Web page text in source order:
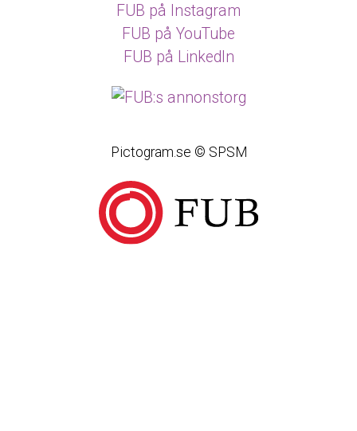
FUB på Instagram
FUB på YouTube
FUB på LinkedIn
Pictogram.se © SPSM